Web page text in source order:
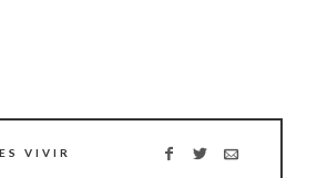
VIVIR